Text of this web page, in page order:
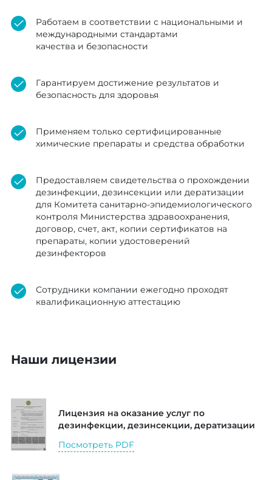
Работаем в соответствии с национальными и
международными стандартами
качества и безопасности
Гарантируем достижение результатов и
безопасность для здоровья
Применяем только сертифицированные
химические препараты и средства обработки
Предоставляем свидетельства о прохождении
дезинфекции, дезинсекции или дератизации
для Комитета санитарно-эпидемиологического
контроля Министерства здравоохранения,
договор, счет, акт, копии сертификатов на
препараты, копии удостоверений
дезинфекторов
Сотрудники компании ежегодно проходят
квалификационную аттестацию
Наши лицензии
Лицензия на оказание услуг по
дезинфекции, дезинсекции, дератизации
Посмотреть PDF